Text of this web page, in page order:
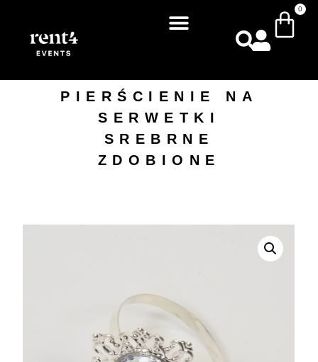
0
PIERŚCIENIE NA
SERWETKI
SREBRNE
ZDOBIONE